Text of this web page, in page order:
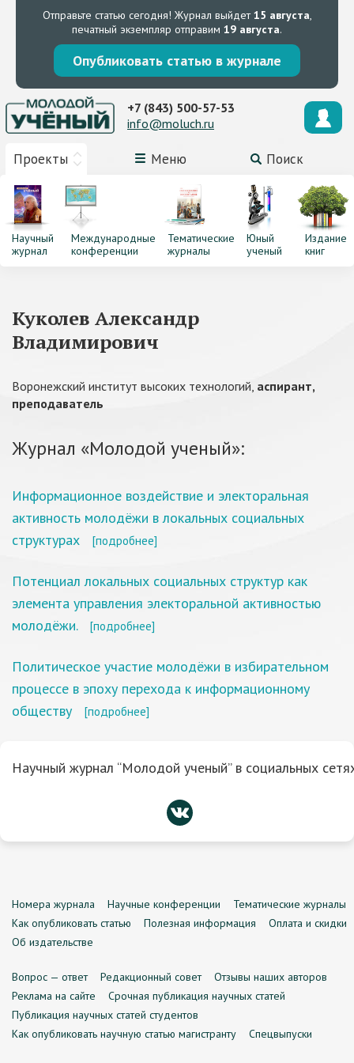
Отправьте статью сегодня! Журнал выйдет15 августа,
печатный экземпляр отправим 19 августа.
Опубликовать статью в журнале
Проекты Меню Поиск
+7 (843) 500-57-53
info@moluch.ru
Научный
журнал
Международные
конференции
Тематические
журналы
Юный
ученый
Издание
книг
Куколев Александр
Владимирович
Воронежский институт высоких технологий, аспирант,
преподаватель
Журнал «Молодой ученый»:
Информационное воздействие и электоральная
активность молодёжи в локальных социальных
структурах
[подробнее]
Потенциал локальных социальных структур как
элемента управления электоральной активностью
молодёжи.
[подробнее]
Политическое участие молодёжи в избирательном
процессе в эпоху перехода к информационному
обществу
[подробнее]
Научный журнал “Молодой ученый” в социальных
Номера журнала Научные конференции
Тематические журналы
Как опубликовать статью
Полезная информация
Оплата и скидки
Об издательстве
Вопрос — ответ Редакционный совет
Отзывы наших авторов
Реклама на сайте
Срочная публикация научных статей
Публикация научных статей студентов
Как опубликовать научную статью магистранту
Спецвыпуски